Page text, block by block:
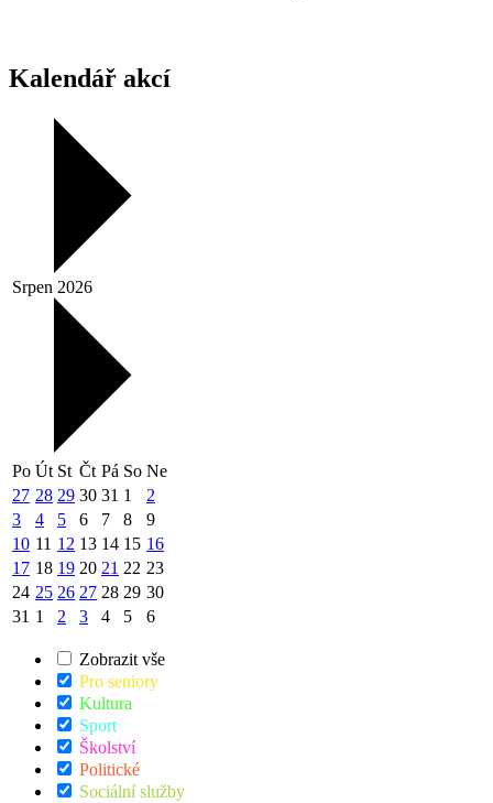
Kalendář akcí
Srpen 2026
Po Út St Čt Pá So Ne
27 28 29 30 31 1
2
3
4 5 6 7 8
9
10 11 12 13 14 15 16
17 18 19 20 21 22 23
24 25 26 27 28 29 30
31 1 2 3 4 5 6
Zobrazit vše
Pro seniory
Kultura
Sport
Školství
Politické
Sociální služby